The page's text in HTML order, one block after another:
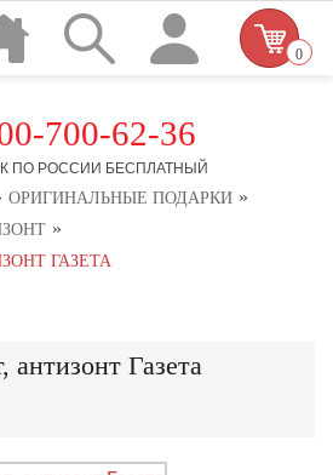
700-62-36
ПО РОССИИ БЕСПЛАТНЫЙ
0
ОРИГИНАЛЬНЫЕ ПОДАРКИ »
»
ГАЗЕТА
антизонт Газета